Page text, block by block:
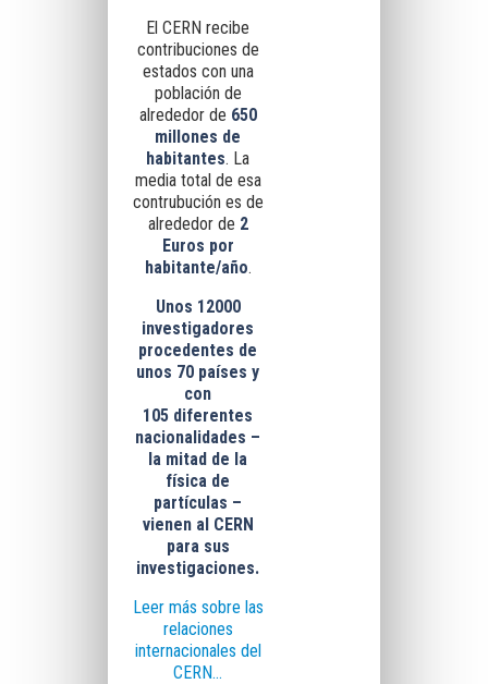
El CERN recibe
contribuciones de
estados con una
población de
alrededor de 650
millones de
habitantes. La
media total de esa
contrubución es de
alrededor de 2
Euros por
habitante/año.
Unos 12000
investigadores
procedentes de
unos 70 países y
con
105 diferentes
nacionalidades –
la mitad de la
física de
partículas –
vienen al CERN
para sus
investigaciones.
Leer más sobre las
relaciones
internacionales del
CERN...